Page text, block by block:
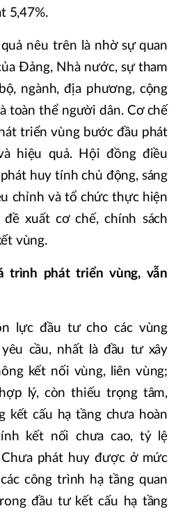
5,47%.
nêu trên là nhờ sự quan
Đảng, Nhà nước, sự tham
ngành, địa phương, cộng
toàn thể người dân. Cơ chế
triển vùng bước đầu phát
hiệu quả. Hội đồng điều
huy tính chủ động, sáng
chỉnh và tổ chức thực hiện
xuất cơ chế, chính sách
vùng.
trình phát triển vùng, vẫn
lực đầu tư cho các vùng
cầu, nhất là đầu tư xây
kết nối vùng, liên vùng;
lý, còn thiếu trọng tâm,
kết cấu hạ tầng chưa hoàn
kết nối chưa cao, tỷ lệ
phát huy được ở mức
công trình hạ tầng quan
đầu tư kết cấu hạ tầng